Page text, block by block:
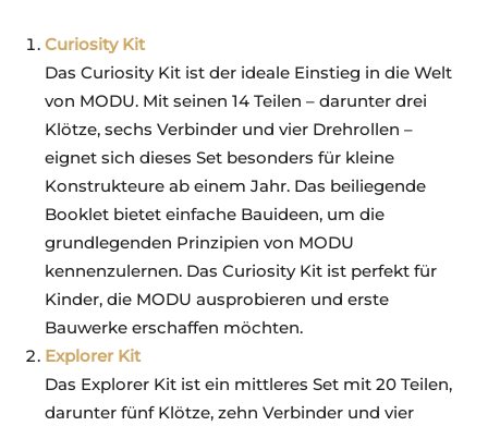
Curiosity Kit
Das Curiosity Kit ist der ideale Einstieg in die Welt
von MODU. Mit seinen 14 Teilen – darunter drei
Klötze, sechs Verbinder und vier Drehrollen –
eignet sich dieses Set besonders für kleine
Konstrukteure ab einem Jahr. Das beiliegende
Booklet bietet einfache Bauideen, um die
grundlegenden Prinzipien von MODU
kennenzulernen. Das Curiosity Kit ist perfekt für
Kinder, die MODU ausprobieren und erste
Bauwerke erschaffen möchten.
Explorer Kit
Das Explorer Kit ist ein mittleres Set mit 20 Teilen,
darunter fünf Klötze, zehn Verbinder und vier